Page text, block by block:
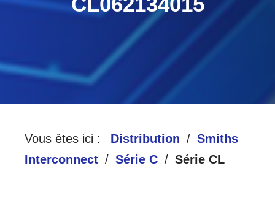
Vous êtes ici : Distribution
Smiths
Interconnect
Série C Série CL